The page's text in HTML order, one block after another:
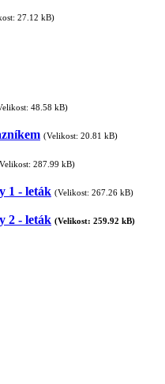
27.12 kB)
48.58 kB)
(Velikost: 20.81 kB)
287.99 kB)
1 - leták (Velikost: 267.26 kB)
2 - leták (Velikost: 259.92 kB)